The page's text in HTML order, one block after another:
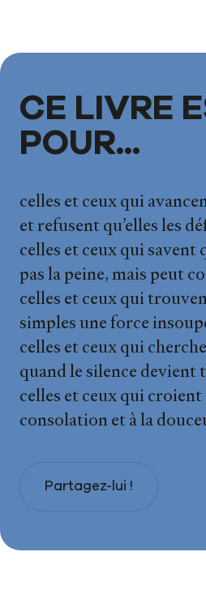
CE LIVRE
POUR...
celles et ceux qui
et refusent qu’elles les
celles et ceux qui savent
pas la peine, mais peut
celles et ceux qui
simples une force
celles et ceux qui
quand le silence devient
celles et ceux qui croient
consolation et à la
Partagez-lui !